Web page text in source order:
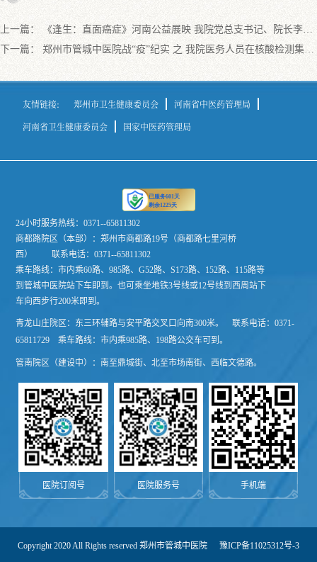
上一篇：
《逢生：直面癌症》河南公益展映 我院党总支书记、院长李勇受邀出席并分享整合医学感悟
下一篇： 郑州市管城中医院战“疫”纪实 之 我院医务人员在核酸检测集中采样点工作实录
友情链接: 郑州市卫生健康委员会
河南省中医药管理局
河南省卫生健康委员会
国家中医药管理局
24小时服务热线：0371--65811302
商都路院区（本部）：郑州市商都路19号（商都路七里河桥
西）
联系电话：0371--65811302
乘车路线：市内乘60路、985路、G52路、S173路、152路、115路等
到管城中医院站下车即到。也可乘坐地铁3号线或12号线到西周站下
车向西步行200米即到。
青龙山庄院区：东三环辅路与安平路交叉口向南300米。 联系电话：0371-
65811729 乘车路线：市内乘985路、198路公交车可到。
管南院区（建设中）：南至鼎城街、北至市场南街、西临文德路。
医院订阅号 医院服务号 手机端
Copyright 2020 All Rights reserved 郑州市管城中医院 豫ICP备11025312号-3